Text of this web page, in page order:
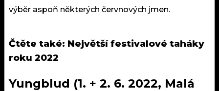
výběr aspoň některých červnových jmen.
Čtěte také: Největší festivalové taháky
roku 2022
Yungblud (1. + 2. 6. 2022, Malá